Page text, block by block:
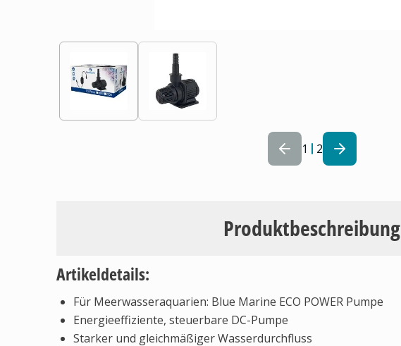
1 2
Produktbeschreibung
Artikeldetails:
Für Meerwasseraquarien: Blue Marine ECO POWER Pumpe
Energieeffiziente, steuerbare DC-Pumpe
Starker und gleichmäßiger Wasserdurchfluss